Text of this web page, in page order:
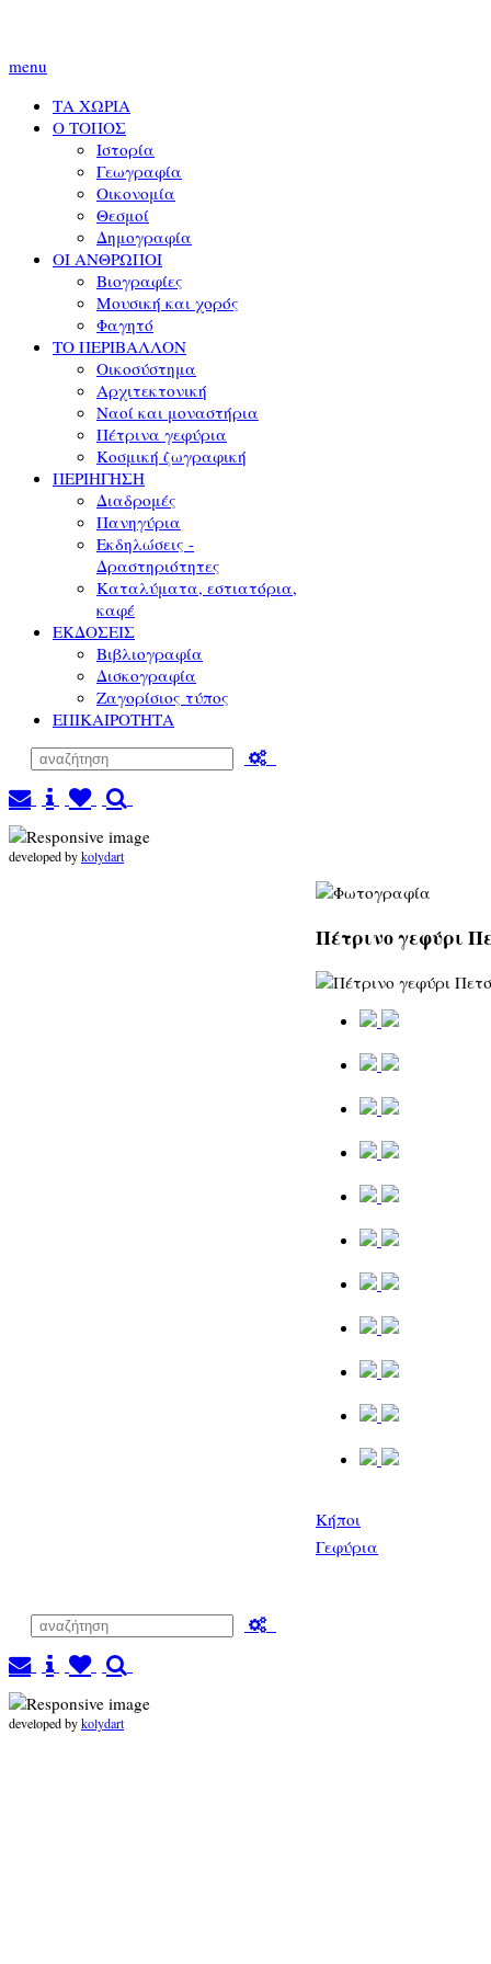
menu
ΤΑ ΧΩΡΙΑ
Ο ΤΟΠΟΣ
Ιστορία
Γεωγραφία
Οικονομία
Θεσμοί
Δημογραφία
ΟΙ ΑΝΘΡΩΠΟΙ
Βιογραφίες
Μουσική και χορός
Φαγητό
ΤΟ ΠΕΡΙΒΑΛΛΟΝ
Οικοσύστημα
Αρχιτεκτονική
Ναοί και μοναστήρια
Πέτρινα γεφύρια
Κοσμική ζωγραφική
ΠΕΡΙΗΓΗΣΗ
Διαδρομές
Πανηγύρια
Εκδηλώσεις -
Δραστηριότητες
Καταλύματα, εστιατόρια,
καφέ
ΕΚΔΟΣΕΙΣ
Βιβλιογραφία
Δισκογραφία
Ζαγορίσιος τύπος
ΕΠΙΚΑΙΡΟΤΗΤΑ
developed bykolydart
Πέτρινο γεφύρι
Κήποι
Γεφύρια
developed bykolydart